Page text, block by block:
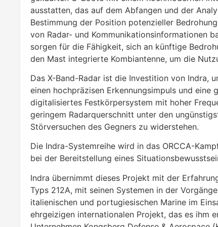
ausstatten, das auf dem Abfangen und der
Bestimmung der Position potenzieller
von Radar- und Kommunikationsinformationen
sorgen für die Fähigkeit, sich an künftige
den Mast integrierte Kombiantenne, um die
Das X-Band-Radar ist die Investition von Indra,
einen hochpräzisen Erkennungsimpuls und
digitalisiertes Festkörpersystem mit hoher
geringem Radarquerschnitt unter den
Störversuchen des Gegners zu widerstehen.
Die Indra-Systemreihe wird in das ORCCA-
bei der Bereitstellung eines
Indra übernimmt dieses Projekt mit der
Typs 212A, mit seinen Systemen in der
italienischen und portugiesischen Marine im
ehrgeizigen internationalen Projekt, das es ihm